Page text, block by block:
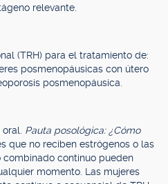
relevante.
(TRH) para el tratamiento de:
posmenopáusicas con útero
posmenopáusica.
Pauta posológica: ¿Cómo
que no reciben estrógenos o las
continuo pueden
momento. Las mujeres